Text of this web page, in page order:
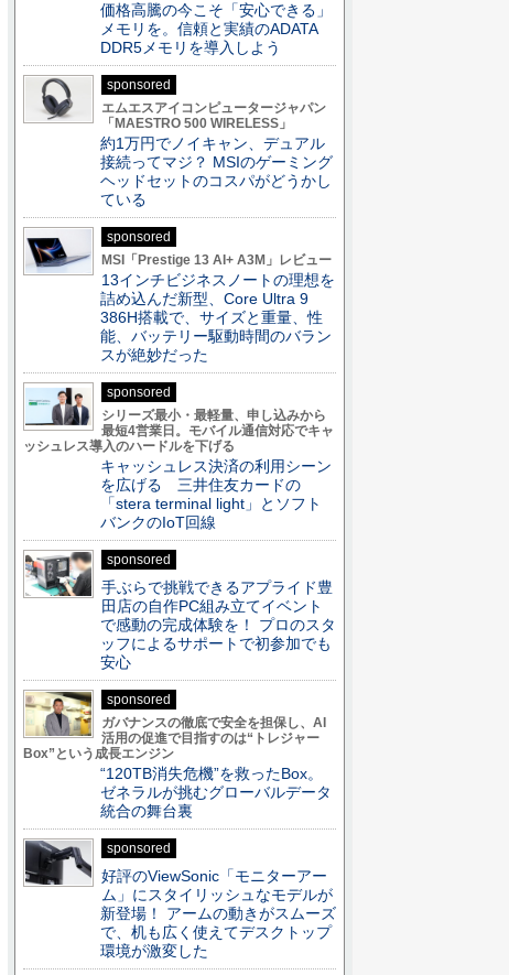
価格高騰の今こそ「安心できる」
メモリを。信頼と実績のADATA
DDR5メモリを導入しよう
sponsored
エムエスアイコンピュータージャパン
「MAESTRO 500 WIRELESS」
約1万円でノイキャン、デュアル
接続ってマジ？ MSIのゲーミング
ヘッドセットのコスパがどうかし
ている
sponsored
MSI「Prestige 13 AI+ A3M」レビュー
13インチビジネスノートの理想を
詰め込んだ新型、Core Ultra 9
386H搭載で、サイズと重量、性
能、バッテリー駆動時間のバラン
スが絶妙だった
sponsored
シリーズ最小・最軽量、申し込みから
最短4営業日。モバイル通信対応でキャ
ッシュレス導入のハードルを下げる
キャッシュレス決済の利用シーン
を広げる 三井住友カードの
「stera terminal light」とソフト
バンクのIoT回線
sponsored
手ぶらで挑戦できるアプライド豊
田店の自作PC組み立てイベント
で感動の完成体験を！ プロのスタ
ッフによるサポートで初参加でも
安心
sponsored
ガバナンスの徹底で安全を担保し、AI
活用の促進で目指すのは“トレジャー
Box”という成長エンジン
“120TB消失危機”を救ったBox。
ゼネラルが挑むグローバルデータ
統合の舞台裏
sponsored
好評のViewSonic「モニターアー
ム」にスタイリッシュなモデルが
新登場！ アームの動きがスムーズ
で、机も広く使えてデスクトップ
環境が激変した